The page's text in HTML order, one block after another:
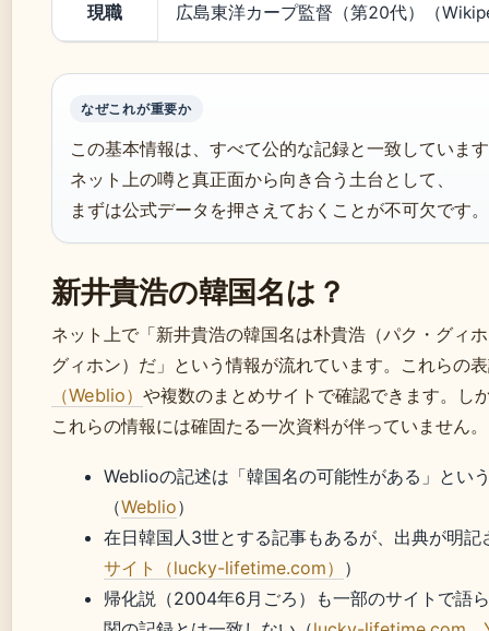
現職 広島東洋カープ監督（第20代）（
なぜこれが重要か
この基本情報は、すべて公的な記録と一致していま
ネット上の噂と真正面から向き合う土台として、
まずは公式データを押さえておくことが不可欠です。
新井貴浩の韓国名は？
ネット上で「新井貴浩の韓国名は朴貴浩（パク・グィ
グィホン）だ」という情報が流れています。これらの
（Weblio） や複数のまとめサイトで確認できます。し
これらの情報には確固たる一次資料が伴っていません。
Weblioの記述は「韓国名の可能性がある」とい
（Weblio）
在日韓国人3世とする記事もあるが、出典が明記
サイト（lucky-lifetime.com） ）
帰化説（2004年6月ごろ）も一部のサイトで語